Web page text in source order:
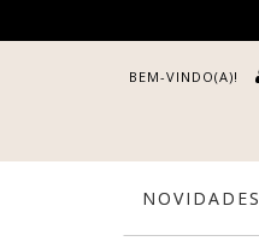
BEM-VINDO(A)!
NOVIDADES